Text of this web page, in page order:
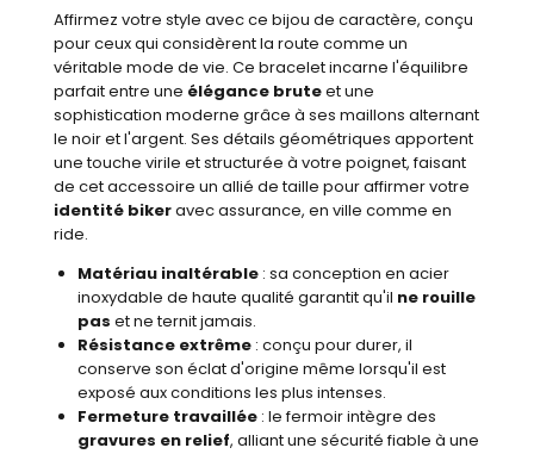
Affirmez votre style avec ce bijou de caractère, conçu
pour ceux qui considèrent la route comme un
véritable mode de vie. Ce bracelet incarne l'équilibre
parfait entre une élégance bruteet une
sophistication moderne grâce à ses maillons alternant
le noir et l'argent. Ses détails géométriques apportent
une touche virile et structurée à votre poignet, faisant
de cet accessoire un allié de taille pour affirmer votre
identité bikeravec assurance, en ville comme en
ride.
Matériau inaltérable : sa conception en acier
inoxydable de haute qualité garantit qu'il ne rouille
pas et ne ternit jamais.
Résistance extrême : conçu pour durer, il
conserve son éclat d'origine même lorsqu'il est
exposé aux conditions les plus intenses.
Fermeture travaillée : le fermoir intègre des
gravures en relief, alliant une sécurité fiable à une